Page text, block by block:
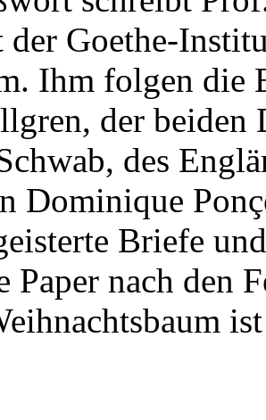
der Goethe-
Ihm folgen die
der
des
Dominique
Briefe
Paper nach den